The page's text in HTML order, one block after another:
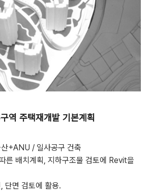
역 주택재개발 기본계획
+ANU / 일사공구 건축
른 배치계획, 지하구조물 검토에 Revit을
단면 검토에 활용.